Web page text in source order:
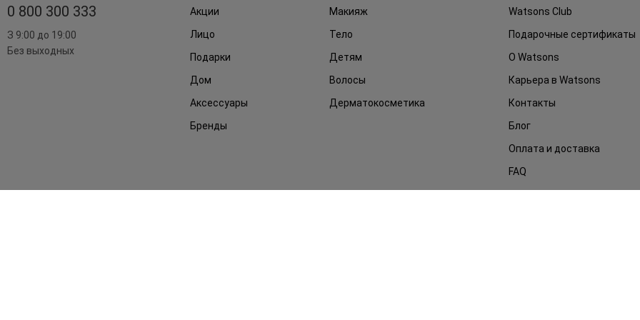
0 800 300 333
З 9:00 до 19:00
Без выходных
Акции
Макияж
Лицо
Тело
Подарки
Детям
Дом
Волосы
Аксессуары
Дерматокосметика
Бренды
Watsons Club
Подарочные сертификаты
О Watsons
Карьера в Watsons
Контакты
Блог
Оплата и доставка
FAQ
Политика